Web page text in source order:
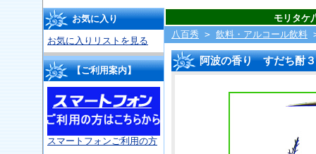
お気に入り
お気に入りリストを見る
【ご利用案内】
スマートフォンご利用の方
モリタケ
八百秀 > 飲料・アルコール飲料
阿波の香り すだち酎